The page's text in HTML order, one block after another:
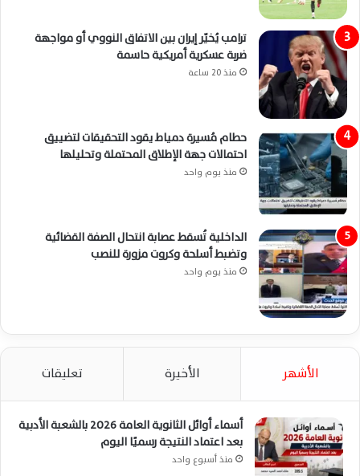
ترامب يُخيّر إيران بين الاتفاق النووي أو مواجهة
ضربة عسكرية أمريكية حاسمة
منذ 20 ساعة
حطام مُسيرة دمياط يقود التحقيقات لتضييق
احتمالات جهة الإطلاق المحتملة وتحليلها
منذ يوم واحد
الداخلية تُسقط عصابة انتحال الصفة القضائية
وتضبط أسلحة وكروت مزورة للنصب
منذ يوم واحد
الأشهر الأخيرة تعليقات
أسماء أوائل الثانوية العامة 2026 بالشعبة الأدبية
بعد اعتماد النتيجة رسميًا اليوم
منذ أسبوع واحد